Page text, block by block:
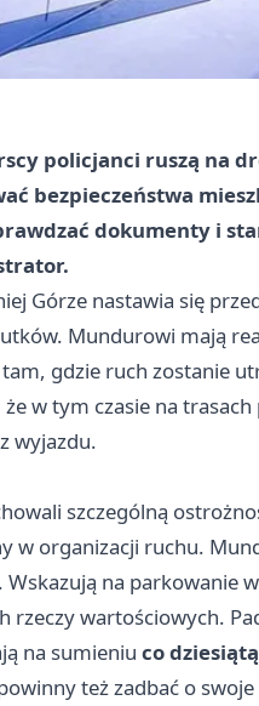
policjanci ruszą na
bezpieczeństwa
dokumenty i
Górze nastawia się
Mundurowi mają
gdzie ruch zostanie
w tym czasie na
wyjazdu.
szczególną
w organizacji ruchu.
na parkowanie
rzeczy wartościowych.
na sumieniu co
też zadbać o